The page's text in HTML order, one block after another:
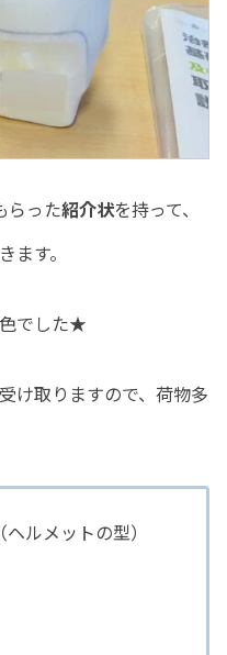
らった紹介状を持って、
ます。
でした★
け取りますので、荷物多
ルメットの型）